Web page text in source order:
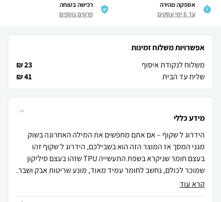
אספקה מהירה
עד 6 ימי עסקים
רכישה בטוחה
פרטים נוספים
אפשרויות משלוח זמינות
משלוח לנקודת איסוף
23 ₪
שליח עד הבית
41 ₪
מידע כללי
הידרוג ל שקוף – אם אתם מחפשים את המילה האחרונה בשוק
מגני המסך אז המוצר הזה הוא בשבילכם, הידרוג ל שקוף זהו
בעצם חומר שניקרא בשפת התעשייה TPU שזהו בעצם סיליקון
שמוכר לכולם, נחשב לחומר עמיד מאוד, מונע שריטות אבק ושבר.
קרא עוד